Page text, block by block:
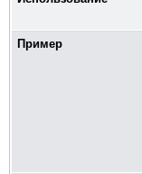
Пример